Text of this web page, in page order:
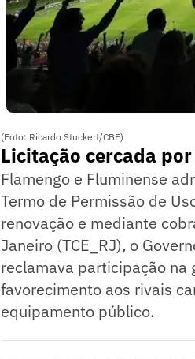
(Foto: Ricardo Stuckert/CBF)
Licitação cercada
Flamengo e Fluminense
Termo de Permissão de
renovação e mediante
Janeiro (TCE_RJ), o
reclamava participação na
favorecimento aos rivais
equipamento público.